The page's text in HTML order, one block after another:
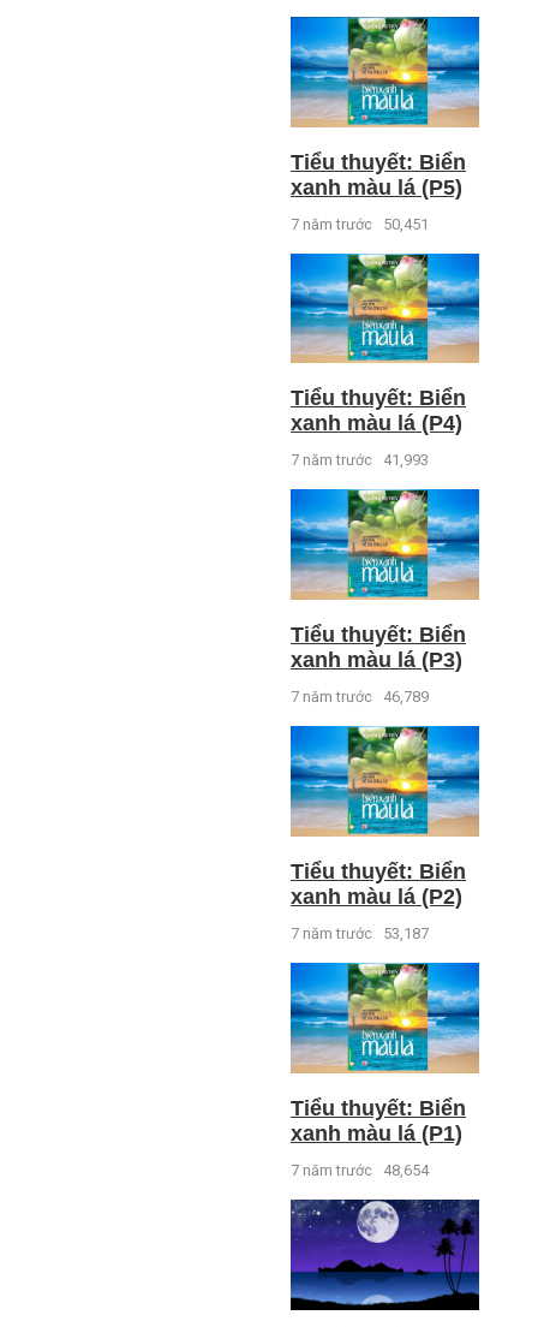
Tiểu thuyết: Biển
xanh màu lá (P5)
7 năm trước 50,451
Tiểu thuyết: Biển
xanh màu lá (P4)
7 năm trước 41,993
Tiểu thuyết: Biển
xanh màu lá (P3)
7 năm trước 46,789
Tiểu thuyết: Biển
xanh màu lá (P2)
7 năm trước 53,187
Tiểu thuyết: Biển
xanh màu lá (P1)
7 năm trước 48,654